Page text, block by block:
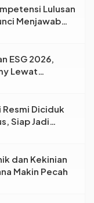
Lulusan
Menjawab
ESG 2026,
Lewat
Resmi Diciduk
Siap Jadi
dan Kekinian
Makin Pecah